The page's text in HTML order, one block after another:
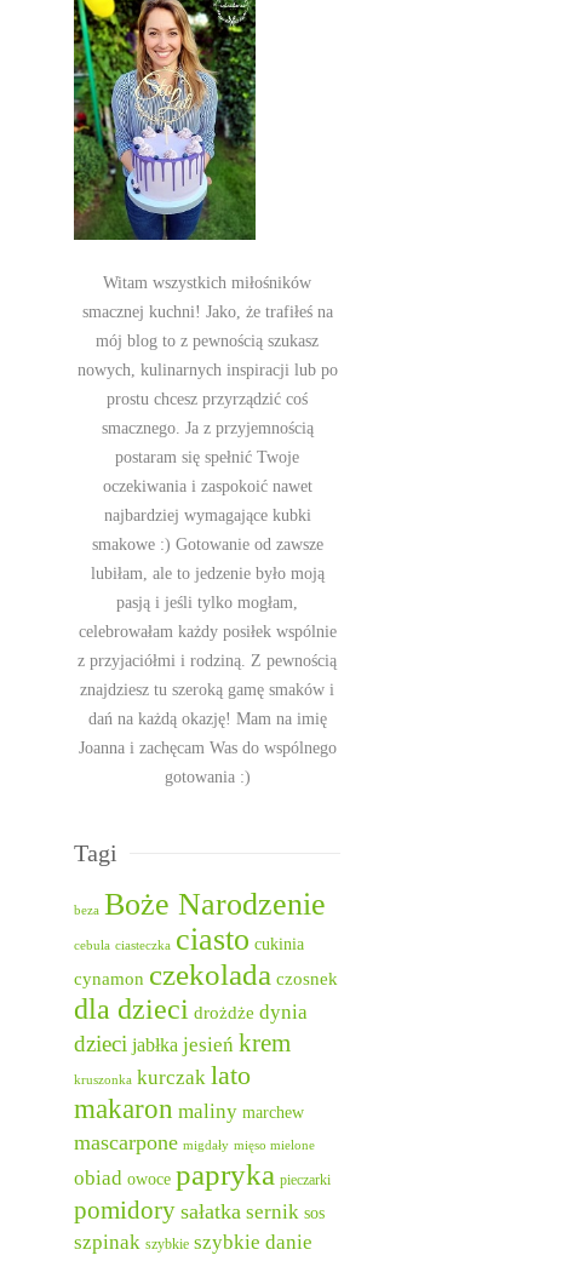
Witam wszystkich miłośników
smacznej kuchni! Jako, że trafiłeś na
mój blog to z pewnością szukasz
nowych, kulinarnych inspiracji lub po
prostu chcesz przyrządzić coś
smacznego. Ja z przyjemnością
postaram się spełnić Twoje
oczekiwania i zaspokoić nawet
najbardziej wymagające kubki
smakowe :) Gotowanie od zawsze
lubiłam, ale to jedzenie było moją
pasją i jeśli tylko mogłam,
celebrowałam każdy posiłek wspólnie
z przyjaciółmi i rodziną. Z pewnością
znajdziesz tu szeroką gamę smaków i
dań na każdą okazję! Mam na imię
Joanna i zachęcam Was do wspólnego
gotowania :)
Tagi
beza Boże Narodzenie
cebula ciasteczka ciasto cukinia
cynamon czekolada czosnek
dla dzieci drożdże dynia
dzieci jabłka jesień krem
kruszonka kurczak lato
makaron maliny marchew
mascarpone migdały mięso mielone
obiad owoce papryka pieczarki
pomidory sałatka sernik sos
szpinak szybkie szybkie danie